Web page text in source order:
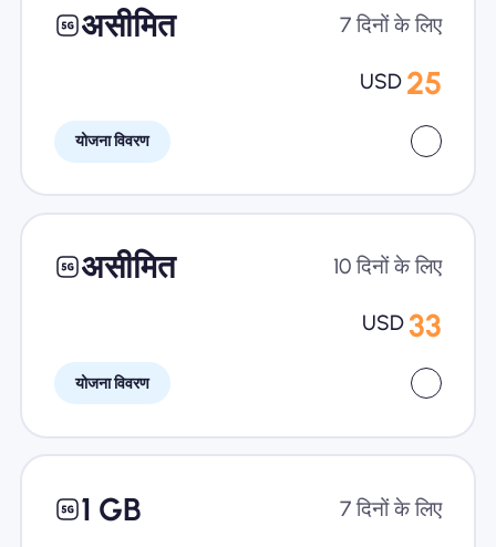
असीमित 7 दिनों के लिए
USD 25
योजना विवरण
असीमित 10 दिनों के लिए
USD 33
योजना विवरण
1 GB 7 दिनों के लिए